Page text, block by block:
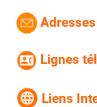
Lignes
Liens